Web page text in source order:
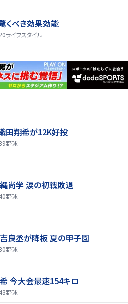
くべき効果効能
ライフスタイル
田翔希が12K好投
野球
尚学 涙の初戦敗退
野球
良丞が降板 夏の甲子園
野球
今大会最速154キロ
野球